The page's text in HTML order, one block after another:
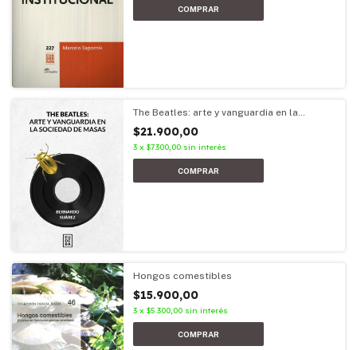
The Beatles: arte y vanguardia en la
$21.900,00
3 x $7.300,00 sin interés
Hongos comestibles
$15.900,00
3 x $5.300,00 sin interés